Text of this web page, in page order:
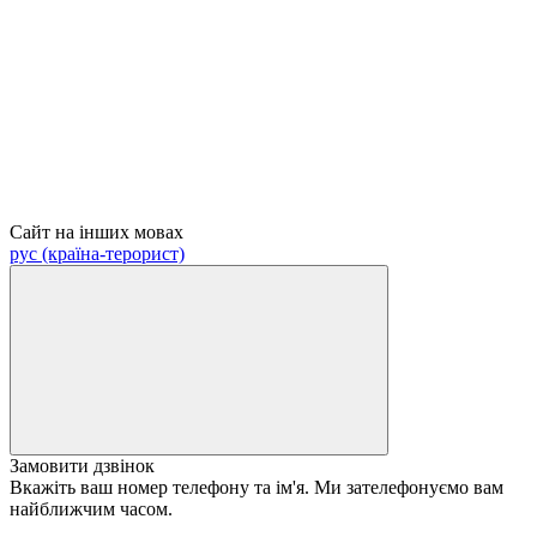
Сайт на інших мовах
рус (країна-терорист)
Замовити дзвінок
Вкажіть ваш номер телефону та ім'я. Ми зателефонуємо вам
найближчим часом.